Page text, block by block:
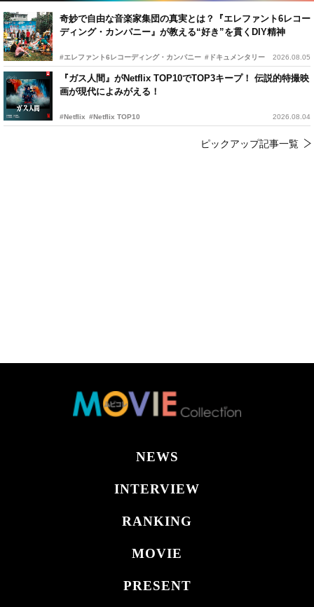
奇妙で自由な音楽家集団の真実とは？『エレファント6レコー
ディング・カンパニー』が教える“好き”を貫くDIY精神
#エレファント6レコーディング・カンパニー #ドキュメンタリー 2026.08.05
『ガス人間』がNetflix TOP10でTOP3キープ！ 伝説的特撮映
画が現代によみがえる！
#Netflix #Netflix TOP10 2026.08.04
ピックアップ記事一覧
NEWS
INTERVIEW
RANKING
MOVIE
PRESENT